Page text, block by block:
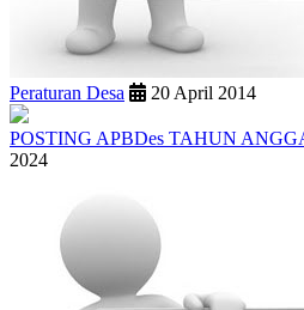
Peraturan Desa 20 April 2014
POSTING APBDes TAHUN
2024